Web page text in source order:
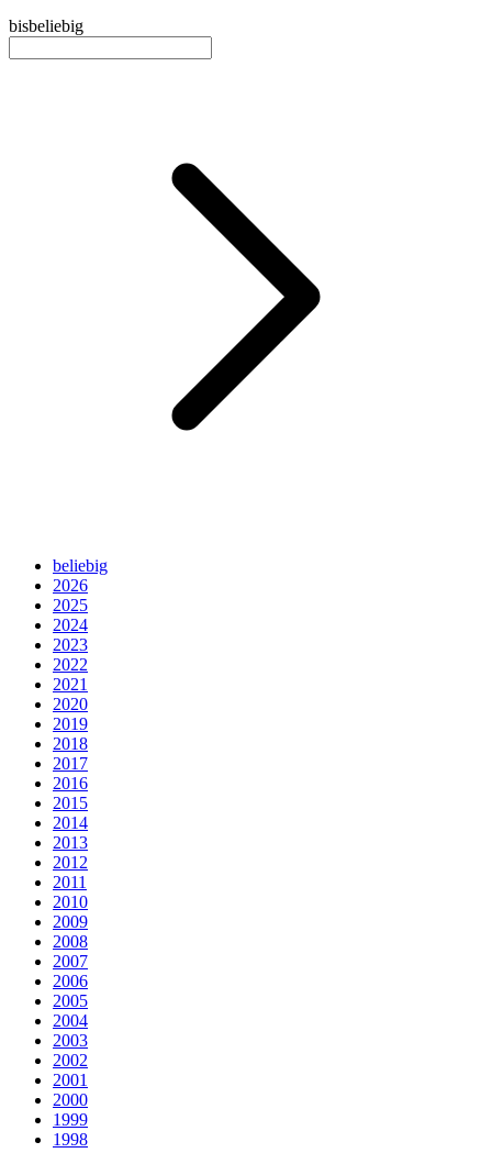
bisbeliebig
beliebig
2026
2025
2024
2023
2022
2021
2020
2019
2018
2017
2016
2015
2014
2013
2012
2011
2010
2009
2008
2007
2006
2005
2004
2003
2002
2001
2000
1999
1998